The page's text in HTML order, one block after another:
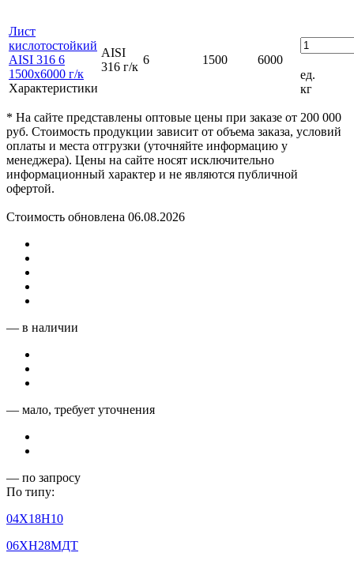
Лист
кислотостойкий
AISI 316 6
1500x6000 г/к
Характеристики
AISI
316 г/к
6 1500
6000
ед.
кг
* На сайте представлены оптовые цены при заказе от 200 000
руб. Стоимость продукции зависит от объема заказа, условий
оплаты и места отгрузки (уточняйте информацию у
менеджера). Цены на сайте носят исключительно
информационный характер и не являются публичной
офертой.
Стоимость обновлена 06.08.2026
— в наличии
— мало, требует уточнения
— по запросу
По типу:
04Х18Н10
06ХН28МДТ